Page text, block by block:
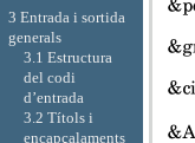
3 Entrada i sortida
generals
3.1 Estructura
del codi
d’entrada
3.2 Títols i
encapçalaments